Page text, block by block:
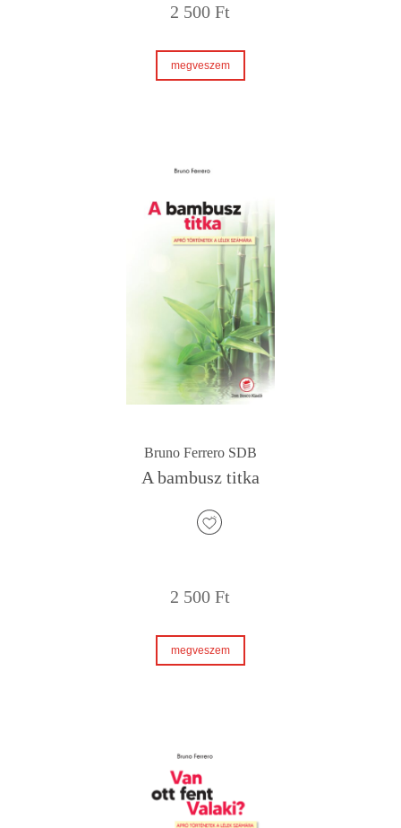
2 500Ft
megveszem
Bruno Ferrero SDB
A bambusz titka
2 500Ft
megveszem